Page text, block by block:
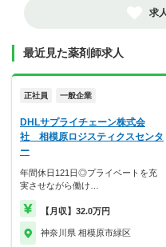
求
最近見た薬剤師求人
正社員 一般企業
DHLサプライチェーン株式会
社 相模原ロジスティクスセンタ
ー
年間休日121日◎プライベートを充
実させながら働け…
【月収】32.0万円
神奈川県 相模原市緑区